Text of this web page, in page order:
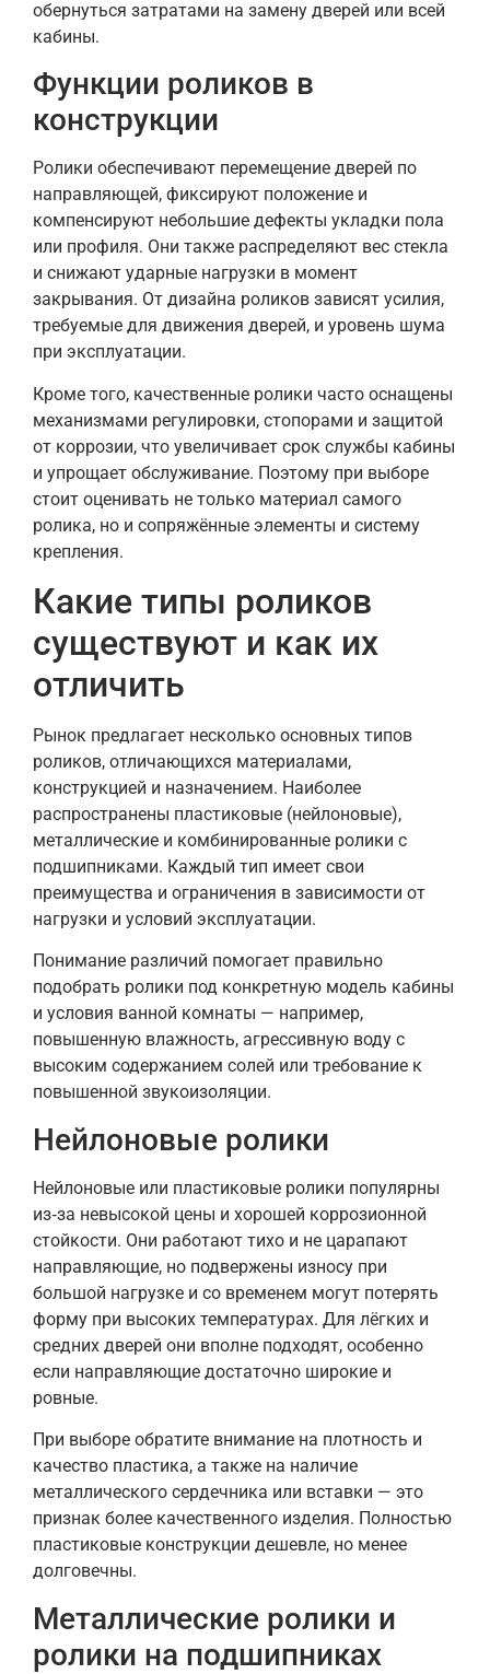
обернуться затратами на замену дверей или всей
кабины.
Функции роликов в
конструкции
Ролики обеспечивают перемещение дверей по
направляющей, фиксируют положение и
компенсируют небольшие дефекты укладки пола
или профиля. Они также распределяют вес стекла
и снижают ударные нагрузки в момент
закрывания. От дизайна роликов зависят усилия,
требуемые для движения дверей, и уровень шума
при эксплуатации.
Кроме того, качественные ролики часто оснащены
механизмами регулировки, стопорами и защитой
от коррозии, что увеличивает срок службы кабины
и упрощает обслуживание. Поэтому при выборе
стоит оценивать не только материал самого
ролика, но и сопряжённые элементы и систему
крепления.
Какие типы роликов
существуют и как их
отличить
Рынок предлагает несколько основных типов
роликов, отличающихся материалами,
конструкцией и назначением. Наиболее
распространены пластиковые (нейлоновые),
металлические и комбинированные ролики с
подшипниками. Каждый тип имеет свои
преимущества и ограничения в зависимости от
нагрузки и условий эксплуатации.
Понимание различий помогает правильно
подобрать ролики под конкретную модель кабины
и условия ванной комнаты — например,
повышенную влажность, агрессивную воду с
высоким содержанием солей или требование к
повышенной звукоизоляции.
Нейлоновые ролики
Нейлоновые или пластиковые ролики популярны
из‑за невысокой цены и хорошей коррозионной
стойкости. Они работают тихо и не царапают
направляющие, но подвержены износу при
большой нагрузке и со временем могут потерять
форму при высоких температурах. Для лёгких и
средних дверей они вполне подходят, особенно
если направляющие достаточно широкие и
ровные.
При выборе обратите внимание на плотность и
качество пластика, а также на наличие
металлического сердечника или вставки — это
признак более качественного изделия. Полностью
пластиковые конструкции дешевле, но менее
долговечны.
Металлические ролики и
ролики на подшипниках